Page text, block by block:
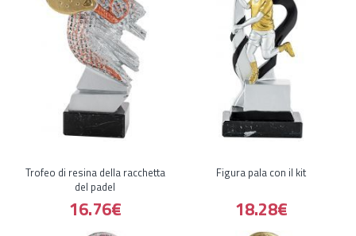
Trofeo di resina della racchetta
del padel
16.76€
Figura pala con il kit
18.28€